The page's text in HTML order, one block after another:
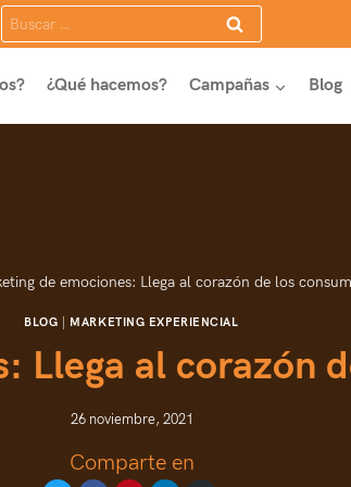
Buscar:
¿Qué hacemos? Campañas Blog
de emociones: Llega al corazón de los
BLOG MARKETING EXPERIENCIAL
Llega al corazón
26 noviembre, 2021
Comparte en